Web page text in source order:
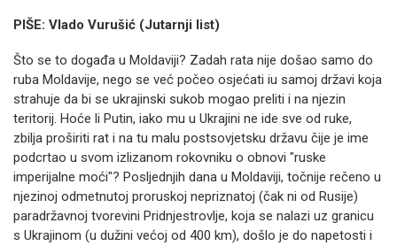
PIŠE: Vlado Vurušić (Jutarnji list)
Što se to događa u Moldaviji? Zadah rata nije došao samo do
ruba Moldavije, nego se već počeo osjećati iu samoj državi koja
strahuje da bi se ukrajinski sukob mogao preliti i na njezin
teritorij. Hoće li Putin, iako mu u Ukrajini ne ide sve od ruke,
zbilja proširiti rat i na tu malu postsovjetsku državu čije je ime
podcrtao u svom izlizanom rokovniku o obnovi "ruske
imperijalne moći"? Posljednjih dana u Moldaviji, točnije rečeno u
njezinoj odmetnutoj proruskoj nepriznatoj (čak ni od Rusije)
paradržavnoj tvorevini Pridnjestrovlje, koja se nalazi uz granicu
s Ukrajinom (u dužini većoj od 400 km), došlo je do napetosti i